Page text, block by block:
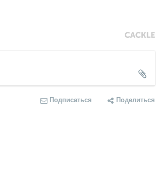
Подписаться Поделиться